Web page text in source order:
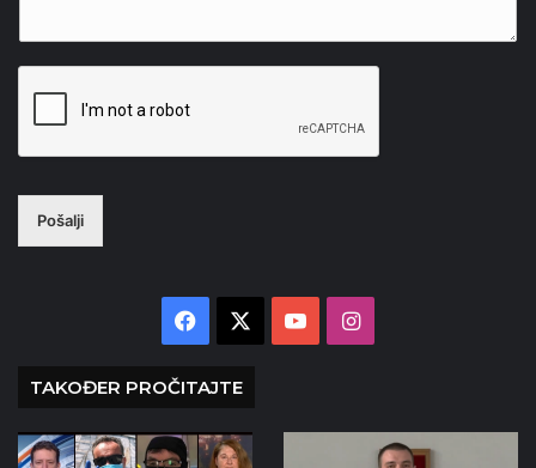
Pošalji
Facebook YouTubeInstagram
TAKOĐER PROČITAJTE